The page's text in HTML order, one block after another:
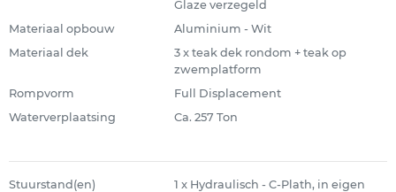
Glaze verzegeld
Materiaal opbouw
Aluminium - Wit
Materiaal dek
3 x teak dek rondom + teak op
zwemplatform
Rompvorm
Full Displacement
Waterverplaatsing
Ca. 257 Ton
Stuurstand(en)
1 x Hydraulisch - C-Plath, in eigen